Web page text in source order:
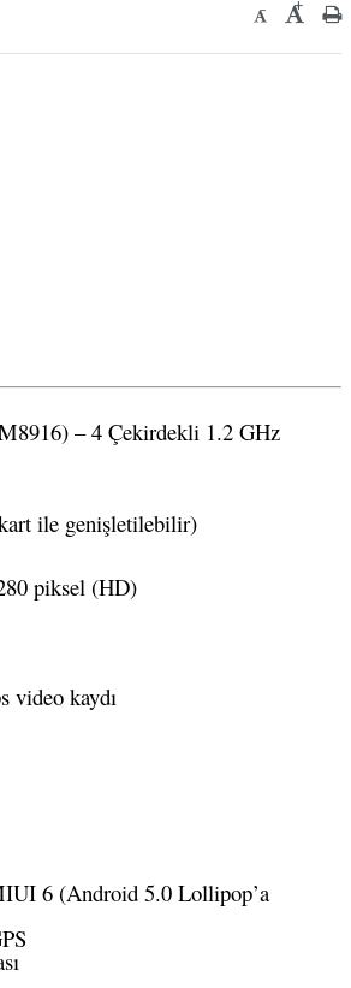
- +
– 4 Çekirdekli 1.2 GHz
ile genişletilebilir)
piksel (HD)
video kaydı
6 (Android 5.0 Lollipop’a